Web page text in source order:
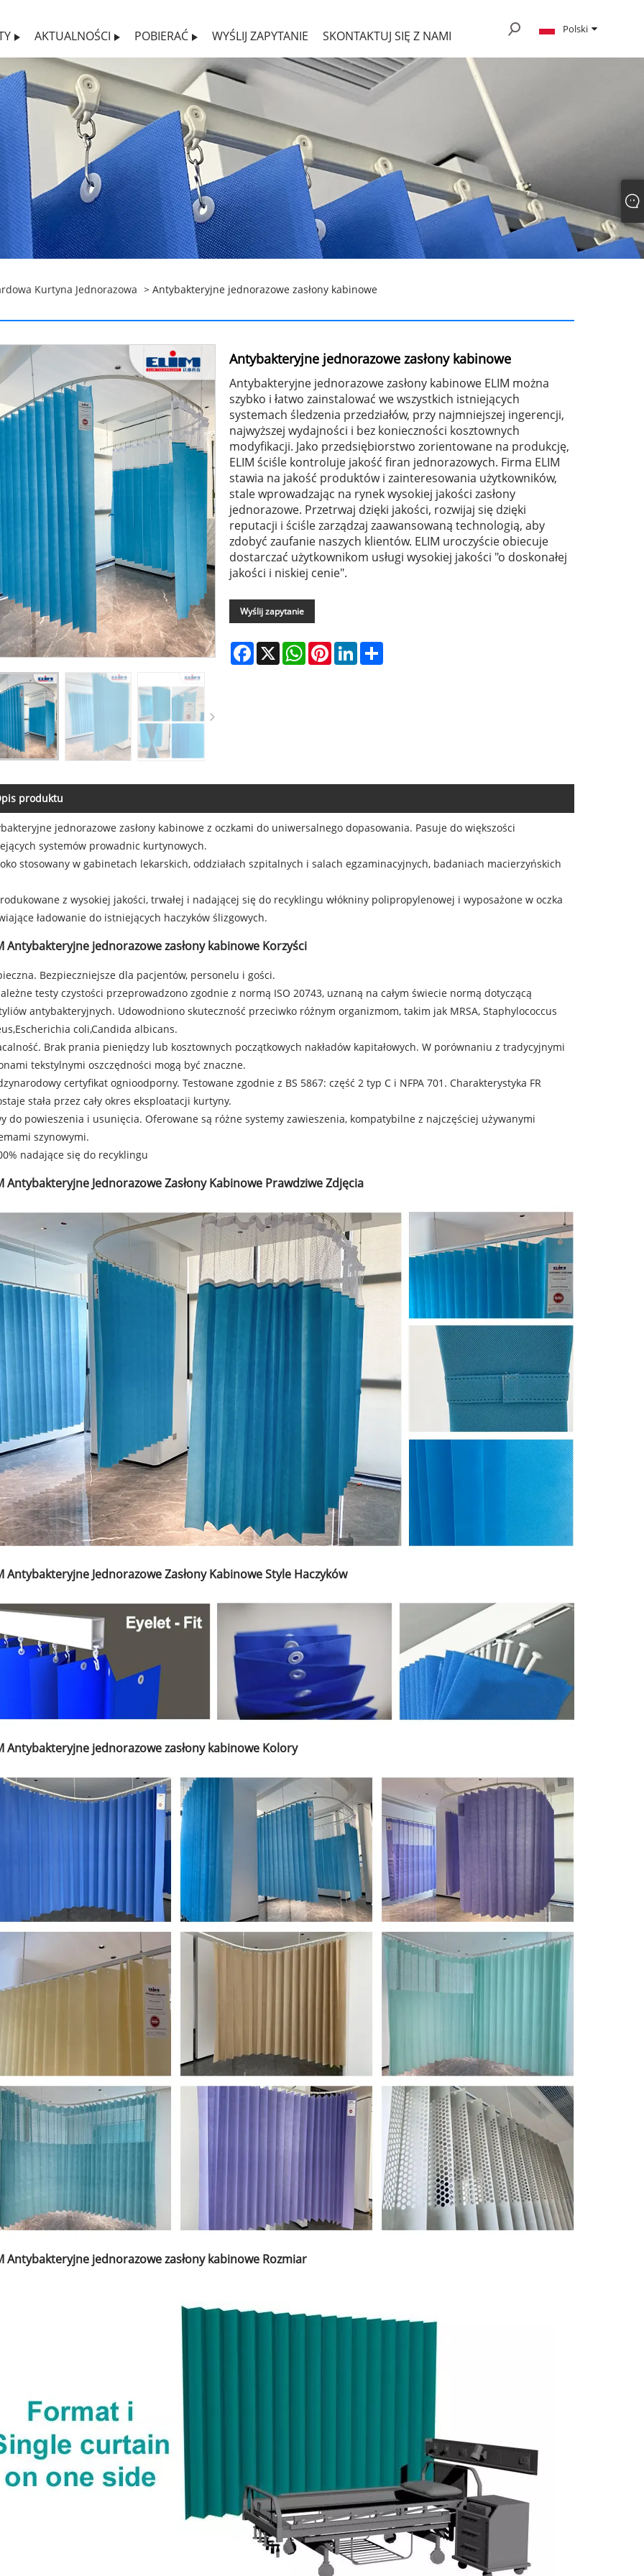
AKTUALNOŚCI POBIERAĆ WYŚLIJ ZAPYTANIE SKONTAKTUJ SIĘ Z NAMI Polski
Kurtyna Jednorazowa > Antybakteryjne jednorazowe zasłony kabinowe
Antybakteryjne jednorazowe zasłony kabinowe
Antybakteryjne jednorazowe zasłony kabinowe ELIM można
szybko i łatwo zainstalować we wszystkich istniejących
systemach śledzenia przedziałów, przy najmniejszej ingerencji,
najwyższej wydajności i bez konieczności kosztownych
modyfikacji. Jako przedsiębiorstwo zorientowane na produkcję,
ELIM ściśle kontroluje jakość firan jednorazowych. Firma ELIM
stawia na jakość produktów i zainteresowania użytkowników,
stale wprowadzając na rynek wysokiej jakości zasłony
jednorazowe. Przetrwaj dzięki jakości, rozwijaj się dzięki
reputacji i ściśle zarządzaj zaawansowaną technologią, aby
zdobyć zaufanie naszych klientów. ELIM uroczyście obiecuje
dostarczać użytkownikom usługi wysokiej jakości "o doskonałej
jakości i niskiej cenie".
Wyślij zapytanie
Facebook
X WhatsAppPinterestLinkedInShare
produktu
jednorazowe zasłony kabinowe z oczkami do uniwersalnego dopasowania. Pasuje do większości
systemów prowadnic kurtynowych.
stosowany w gabinetach lekarskich, oddziałach szpitalnych i salach egzaminacyjnych, badaniach macierzyńskich
z wysokiej jakości, trwałej i nadającej się do recyklingu włókniny polipropylenowej i wyposażone w oczka
ładowanie do istniejących haczyków ślizgowych.
Antybakteryjne jednorazowe zasłony kabinowe Korzyści
Bezpieczniejsze dla pacjentów, personelu i gości.
testy czystości przeprowadzono zgodnie z normą ISO 20743, uznaną na całym świecie normą dotyczącą
antybakteryjnych. Udowodniono skuteczność przeciwko różnym organizmom, takim jak MRSA, Staphylococcus
Escherichia coli,Candida albicans.
Brak prania pieniędzy lub kosztownych początkowych nakładów kapitałowych. W porównaniu z tradycyjnymi
tekstylnymi oszczędności mogą być znaczne.
certyfikat ognioodporny. Testowane zgodnie z BS 5867: część 2 typ C i NFPA 701. Charakterystyka FR
stała przez cały okres eksploatacji kurtyny.
do powieszenia i usunięcia. Oferowane są różne systemy zawieszenia, kompatybilne z najczęściej używanymi
szynowymi.
nadające się do recyklingu
Antybakteryjne Jednorazowe Zasłony Kabinowe Prawdziwe Zdjęcia
Antybakteryjne Jednorazowe Zasłony Kabinowe Style Haczyków
Antybakteryjne jednorazowe zasłony kabinowe Kolory
Antybakteryjne jednorazowe zasłony kabinowe Rozmiar